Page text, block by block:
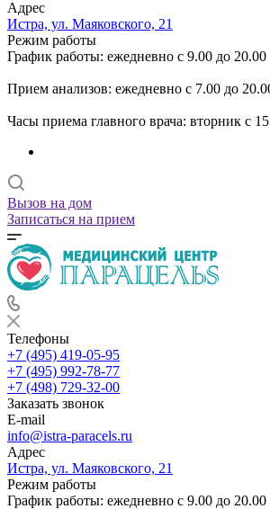
Адрес
Истра, ул. Маяковского, 21
Режим работы
График работы: ежедневно с 9.00 до 20.00
Прием анализов: ежедневно с 7.00 до
Часы приема главного врача: вторник с
Вызов на дом
Записаться на прием
Телефоны
+7 (495) 419-05-95
+7 (495) 992-78-77
+7 (498) 729-32-00
Заказать звонок
E-mail
info@istra-paracels.ru
Адрес
Истра, ул. Маяковского, 21
Режим работы
График работы: ежедневно с 9.00 до 20.00